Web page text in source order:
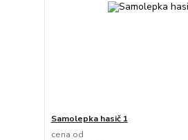
Samolepka hasič 1
cena od